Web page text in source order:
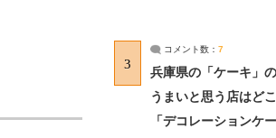
3
コメント数： 7
兵庫県の「ケーキ」
うまいと思う店はど
「デコレーションケ